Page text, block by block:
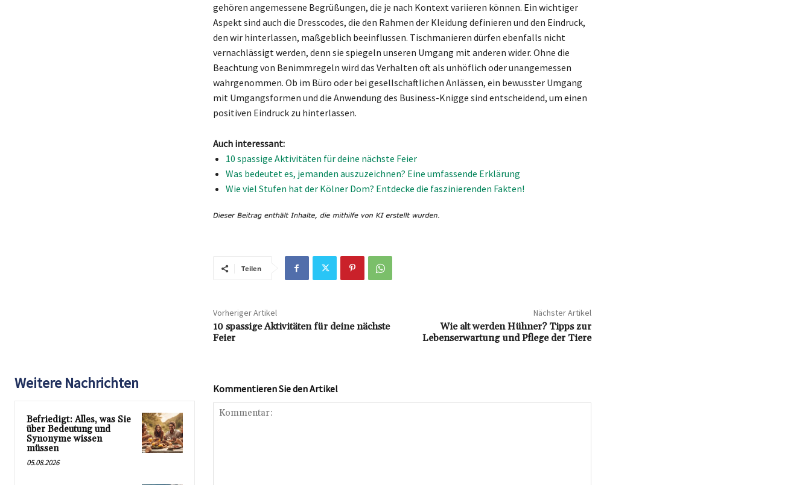
gehören angemessene Begrüßungen, die je nach Kontext variieren können. Ein wichtiger
Aspekt sind auch die Dresscodes, die den Rahmen der Kleidung definieren und den Eindruck,
den wir hinterlassen, maßgeblich beeinflussen. Tischmanieren dürfen ebenfalls nicht
vernachlässigt werden, denn sie spiegeln unseren Umgang mit anderen wider. Ohne die
Beachtung von Benimmregeln wird das Verhalten oft als unhöflich oder unangemessen
wahrgenommen. Ob im Büro oder bei gesellschaftlichen Anlässen, ein bewusster Umgang
mit Umgangsformen und die Anwendung des Business-Knigge sind entscheidend, um einen
positiven Eindruck zu hinterlassen.
Auch interessant:
10 spassige Aktivitäten für deine nächste Feier
Was bedeutet es, jemanden auszuzeichnen? Eine umfassende Erklärung
Wie viel Stufen hat der Kölner Dom? Entdecke die faszinierenden Fakten!
Teilen
Vorheriger Artikel
10 spassige Aktivitäten für deine nächste
Feier
Nächster Artikel
Wie alt werden Hühner? Tipps zur
Lebenserwartung und Pflege der Tiere
Weitere Nachrichten
Befriedigt: Alles, was Sie
über Bedeutung und
Synonyme wissen
müssen
05.08.2026
Kommentieren Sie den Artikel